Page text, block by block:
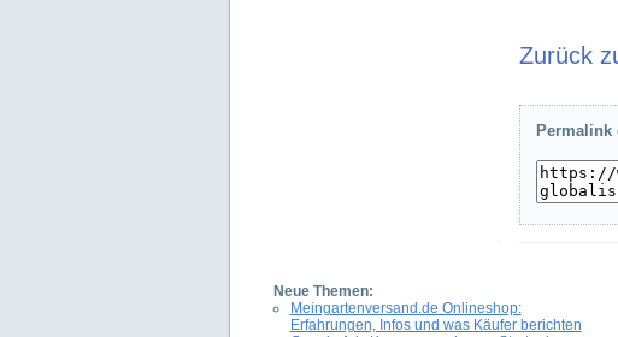
Zurück
Permalink
Neue Themen:
Meingartenversand.de Onlineshop:
Erfahrungen, Infos und was Käufer berichten